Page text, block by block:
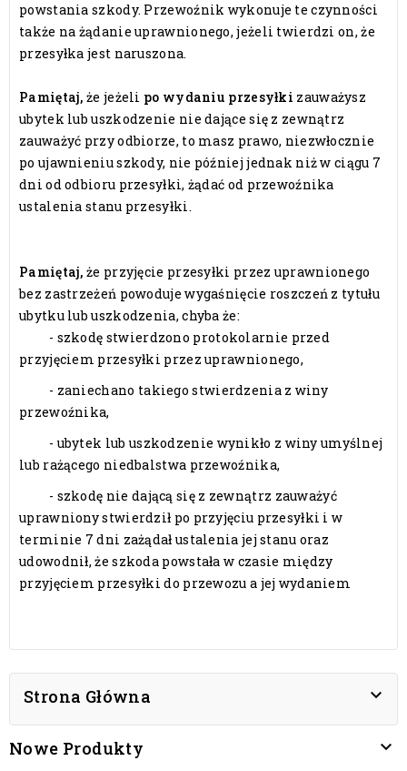
powstania szkody. Przewoźnik wykonuje te czynności
także na żądanie uprawnionego, jeżeli twierdzi on, że
przesyłka jest naruszona.
Pamiętaj, że jeżeli po wydaniu przesyłki zauważysz
ubytek lub uszkodzenie nie dające się z zewnątrz
zauważyć przy odbiorze, to masz prawo, niezwłocznie
po ujawnieniu szkody, nie później jednak niż w ciągu 7
dni od odbioru przesyłki, żądać od przewoźnika
ustalenia stanu przesyłki.
Pamiętaj, że przyjęcie przesyłki przez uprawnionego
bez zastrzeżeń powoduje wygaśnięcie roszczeń z tytułu
ubytku lub uszkodzenia, chyba że:
- szkodę stwierdzono protokolarnie przed
przyjęciem przesyłki przez uprawnionego,
- zaniechano takiego stwierdzenia z winy
przewoźnika,
- ubytek lub uszkodzenie wynikło z winy umyślnej
lub rażącego niedbalstwa przewoźnika,
- szkodę nie dającą się z zewnątrz zauważyć
uprawniony stwierdził po przyjęciu przesyłki i w
terminie 7 dni zażądał ustalenia jej stanu oraz
udowodnił, że szkoda powstała w czasie między
przyjęciem przesyłki do przewozu a jej wydaniem
Strona Główna 
Nowe Produkty 